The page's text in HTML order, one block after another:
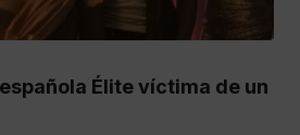
Élite víctima de un